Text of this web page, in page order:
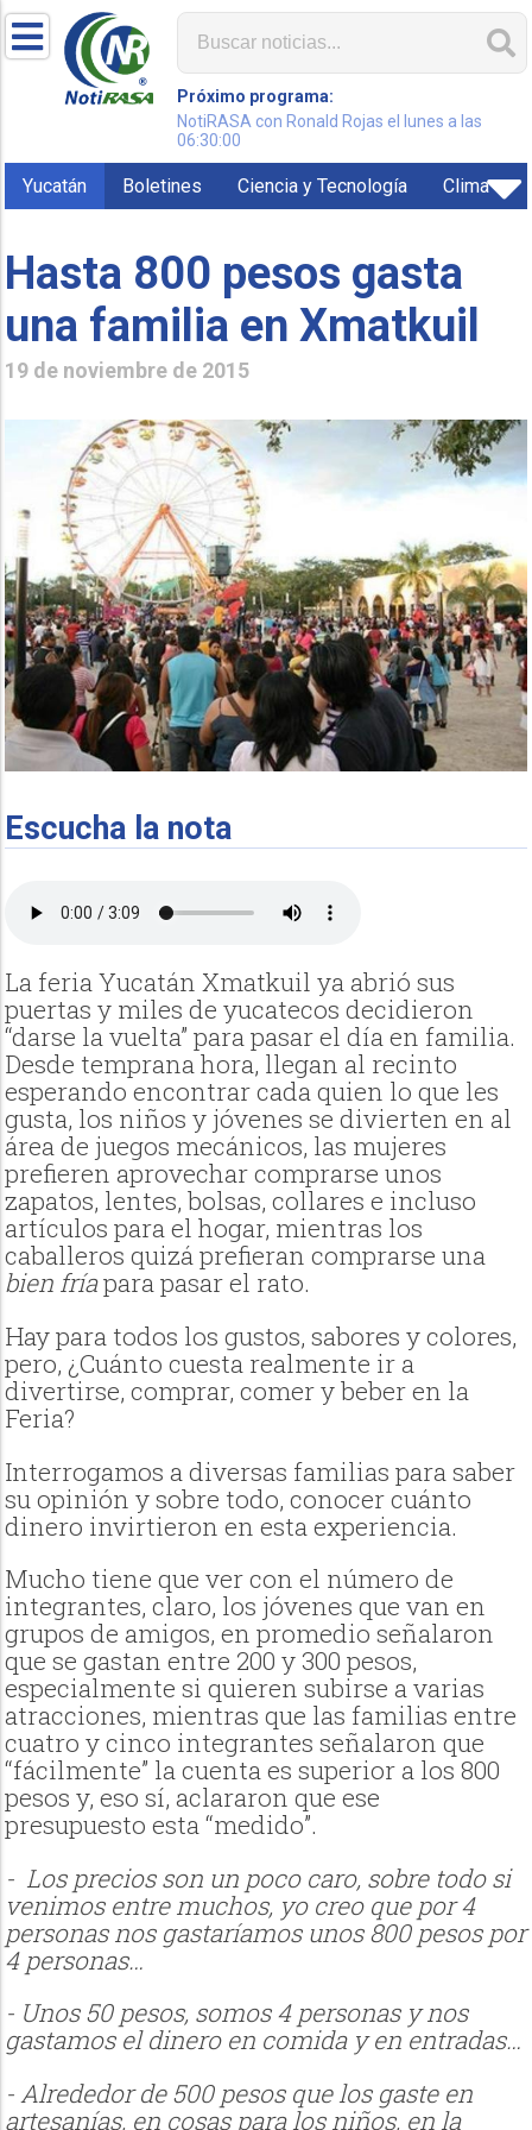
Próximo programa:
NotiRASA con Ronald Rojas el lunes a las
06:30:00
Yucatán Boletines Ciencia y Tecnología Clima
Hasta 800 pesos gasta
una familia en Xmatkuil
19 de noviembre de 2015
Escucha la nota
La feria Yucatán Xmatkuil ya abrió sus
puertas y miles de yucatecos decidieron
“darse la vuelta” para pasar el día en familia.
Desde temprana hora, llegan al recinto
esperando encontrar cada quien lo que les
gusta, los niños y jóvenes se divierten en al
área de juegos mecánicos, las mujeres
prefieren aprovechar comprarse unos
zapatos, lentes, bolsas, collares e incluso
artículos para el hogar, mientras los
caballeros quizá prefieran comprarse una
bien fríapara pasar el rato.
Hay para todos los gustos, sabores y colores,
pero, ¿Cuánto cuesta realmente ir a
divertirse, comprar, comer y beber en la
Feria?
Interrogamos a diversas familias para saber
su opinión y sobre todo, conocer cuánto
dinero invirtieron en esta experiencia.
Mucho tiene que ver con el número de
integrantes, claro, los jóvenes que van en
grupos de amigos, en promedio señalaron
que se gastan entre 200 y 300 pesos,
especialmente si quieren subirse a varias
atracciones, mientras que las familias entre
cuatro y cinco integrantes señalaron que
“fácilmente” la cuenta es superior a los 800
pesos y, eso sí, aclararon que ese
presupuesto esta “medido”.
- Los precios son un poco caro, sobre todo si
venimos entre muchos, yo creo que por 4
personas nos gastaríamos unos 800 pesos por
4 personas…
- Unos 50 pesos, somos 4 personas y nos
gastamos el dinero en comida y en entradas…
- Alrededor de 500 pesos que los gaste en
artesanías, en cosas para los niños, en la